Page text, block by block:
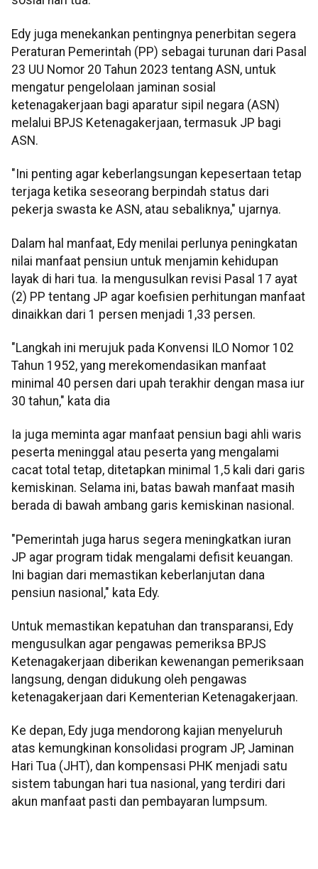
Edy juga menekankan pentingnya penerbitan segera
Peraturan Pemerintah (PP) sebagai turunan dari Pasal
23 UU Nomor 20 Tahun 2023 tentang ASN, untuk
mengatur pengelolaan jaminan sosial
ketenagakerjaan bagi aparatur sipil negara (ASN)
melalui BPJS Ketenagakerjaan, termasuk JP bagi
ASN.
"Ini penting agar keberlangsungan kepesertaan tetap
terjaga ketika seseorang berpindah status dari
pekerja swasta ke ASN, atau sebaliknya," ujarnya.
Dalam hal manfaat, Edy menilai perlunya peningkatan
nilai manfaat pensiun untuk menjamin kehidupan
layak di hari tua. Ia mengusulkan revisi Pasal 17 ayat
(2) PP tentang JP agar koefisien perhitungan manfaat
dinaikkan dari 1 persen menjadi 1,33 persen.
"Langkah ini merujuk pada Konvensi ILO Nomor 102
Tahun 1952, yang merekomendasikan manfaat
minimal 40 persen dari upah terakhir dengan masa iur
30 tahun," kata dia
Ia juga meminta agar manfaat pensiun bagi ahli waris
peserta meninggal atau peserta yang mengalami
cacat total tetap, ditetapkan minimal 1,5 kali dari garis
kemiskinan. Selama ini, batas bawah manfaat masih
berada di bawah ambang garis kemiskinan nasional.
"Pemerintah juga harus segera meningkatkan iuran
JP agar program tidak mengalami defisit keuangan.
Ini bagian dari memastikan keberlanjutan dana
pensiun nasional," kata Edy.
Untuk memastikan kepatuhan dan transparansi, Edy
mengusulkan agar pengawas pemeriksa BPJS
Ketenagakerjaan diberikan kewenangan pemeriksaan
langsung, dengan didukung oleh pengawas
ketenagakerjaan dari Kementerian Ketenagakerjaan.
Ke depan, Edy juga mendorong kajian menyeluruh
atas kemungkinan konsolidasi program JP, Jaminan
Hari Tua (JHT), dan kompensasi PHK menjadi satu
sistem tabungan hari tua nasional, yang terdiri dari
akun manfaat pasti dan pembayaran lumpsum.